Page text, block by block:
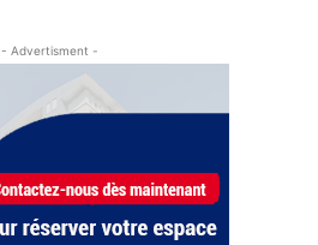
- Advertisment -